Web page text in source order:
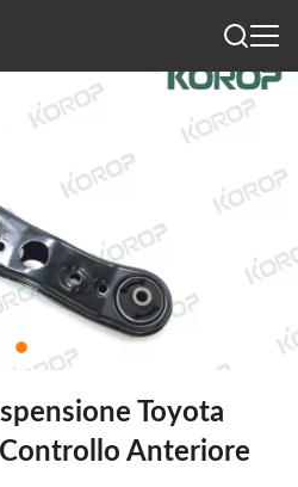
Toyota
Anteriore